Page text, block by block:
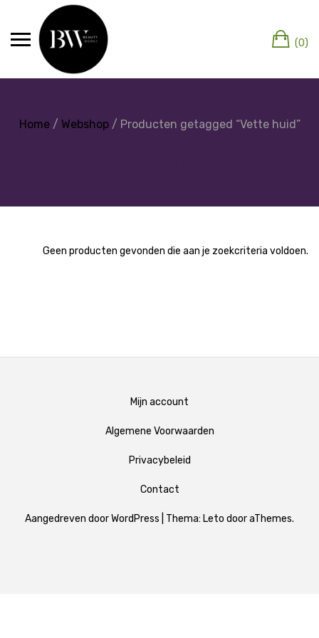
(0)
Home/ Webshop/ Producten getagged “Vette huid”
Geen producten gevonden die aan je zoekcriteria voldoen.
Mijn account
Algemene Voorwaarden
Privacybeleid
Contact
Aangedreven door WordPress Thema: Leto door aThemes.